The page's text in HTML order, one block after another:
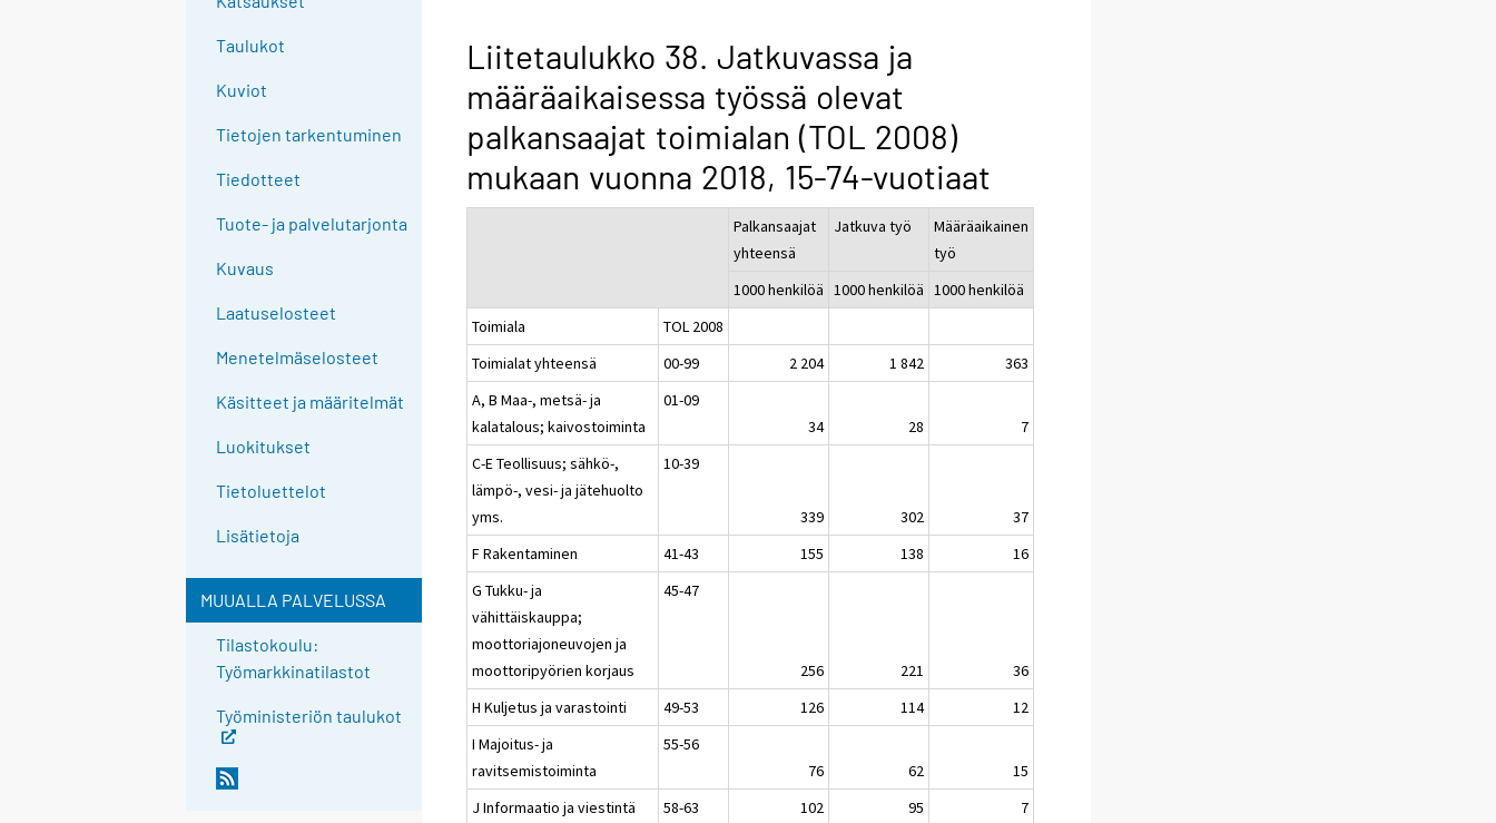
Taulukot
Kuviot
Tietojen tarkentuminen
Tiedotteet
Tuote- ja palvelutarjonta
Kuvaus
Laatuselosteet
Menetelmäselosteet
Käsitteet ja määritelmät
Luokitukset
Tietoluettelot
Lisätietoja
MUUALLA PALVELUSSA
Tilastokoulu:
Työmarkkinatilastot
Työministeriön taulukot
Liitetaulukko 38. Jatkuvassa ja
määräaikaisessa työssä olevat
palkansaajat toimialan (TOL 2008)
mukaan vuonna 2018, 15-74-vuotiaat
Palkansaajat
yhteensä
Jatkuva työ
Määräaikainen
työ
1000 henkilöä 1000 henkilöä 1000 henkilöä
Toimiala
TOL 2008
Toimialat yhteensä
00-99 2 204 1 842
363
A, B Maa-, metsä- ja
kalatalous; kaivostoiminta
01-09
34
28
7
C-E Teollisuus; sähkö-,
lämpö-, vesi- ja jätehuolto
yms.
10-39
339 302
37
F Rakentaminen
41-43 155 138
16
G Tukku- ja
vähittäiskauppa;
moottoriajoneuvojen ja
moottoripyörien korjaus
45-47
256 221
36
H Kuljetus ja varastointi
49-53 126 114
12
I Majoitus- ja
ravitsemistoiminta
55-56
76
62
15
J Informaatio ja viestintä
58-63 102 95
7